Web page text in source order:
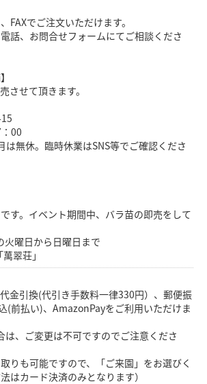
FAXでご注文いただけます。
話、お問合せフォームにてご相談くださ
させて頂きます。
00
は無休。臨時休業はSNS等でご確認くださ
す。イベント期間中、バラ苗の即売をして
曜日から日曜日まで
翠荘」
金引換(代引き手数料一律330円）、郵便振
(前払い)、AmazonPayをご利用いただけま
、ご変更は不可ですのでご注意くださ
りも可能ですので、「ご来園」をお選びく
はカード決済のみとなります）